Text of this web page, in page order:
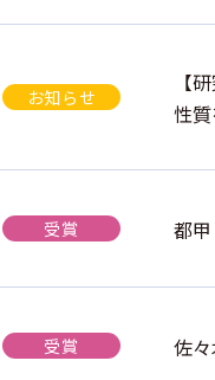
お知らせ
【
性
受賞 都
受賞 佐